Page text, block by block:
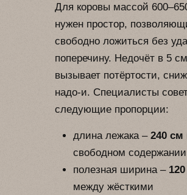
Для коровы массой
нужен простор,
свободно ложиться без
поперечину. Недочёт в 5
вызывает потёртости,
надо-и. Специалисты
следующие пропорции:
длина лежака – 240 см
свободном
полезная ширина –
между жёсткими